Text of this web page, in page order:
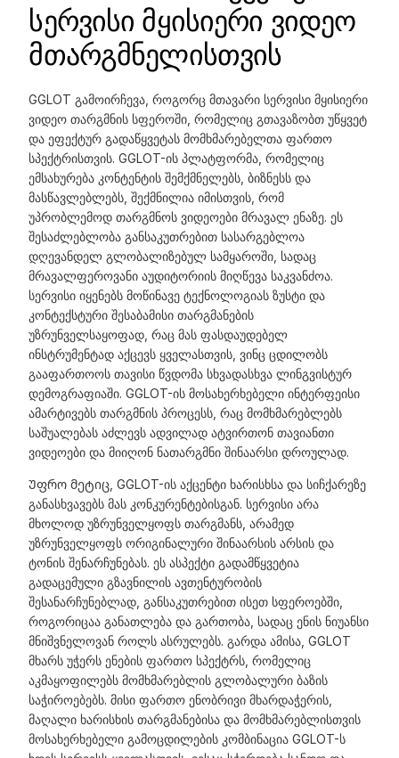
სერვისი მყისიერი ვიდეო
მთარგმნელისთვის
GGLOT გამოირჩევა, როგორც მთავარი სერვისი მყისიერი
ვიდეო თარგმნის სფეროში, რომელიც გთავაზობთ უწყვეტ
და ეფექტურ გადაწყვეტას მომხმარებელთა ფართო
სპექტრისთვის. GGLOT-ის პლატფორმა, რომელიც
ემსახურება კონტენტის შემქმნელებს, ბიზნესს და
მასწავლებლებს, შექმნილია იმისთვის, რომ
უპრობლემოდ თარგმნოს ვიდეოები მრავალ ენაზე. ეს
შესაძლებლობა განსაკუთრებით სასარგებლოა
დღევანდელ გლობალიზებულ სამყაროში, სადაც
მრავალფეროვანი აუდიტორიის მიღწევა საკვანძოა.
სერვისი იყენებს მოწინავე ტექნოლოგიას ზუსტი და
კონტექსტური შესაბამისი თარგმანების
უზრუნველსაყოფად, რაც მას ფასდაუდებელ
ინსტრუმენტად აქცევს ყველასთვის, ვინც ცდილობს
გააფართოოს თავისი წვდომა სხვადასხვა ლინგვისტურ
დემოგრაფიაში. GGLOT-ის მოსახერხებელი ინტერფეისი
ამარტივებს თარგმნის პროცესს, რაც მომხმარებლებს
საშუალებას აძლევს ადვილად ატვირთონ თავიანთი
ვიდეოები და მიიღონ ნათარგმნი შინაარსი დროულად.
Უფრო მეტიც, GGLOT-ის აქცენტი ხარისხსა და სიჩქარეზე
განასხვავებს მას კონკურენტებისგან. სერვისი არა
მხოლოდ უზრუნველყოფს თარგმანს, არამედ
უზრუნველყოფს ორიგინალური შინაარსის არსის და
ტონის შენარჩუნებას. ეს ასპექტი გადამწყვეტია
გადაცემული გზავნილის ავთენტურობის
შესანარჩუნებლად, განსაკუთრებით ისეთ სფეროებში,
როგორიცაა განათლება და გართობა, სადაც ენის ნიუანსი
მნიშვნელოვან როლს ასრულებს. გარდა ამისა, GGLOT
მხარს უჭერს ენების ფართო სპექტრს, რომელიც
აკმაყოფილებს მომხმარებლის გლობალური ბაზის
საჭიროებებს. მისი ფართო ენობრივი მხარდაჭერის,
მაღალი ხარისხის თარგმანებისა და მომხმარებლისთვის
მოსახერხებელი გამოცდილების კომბინაცია GGLOT-ს